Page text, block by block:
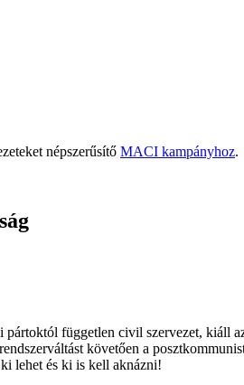
népszerűsítő MACI kampányhoz.
független civil szervezet, kiáll
követően a
lehet és ki is kell aknázni!